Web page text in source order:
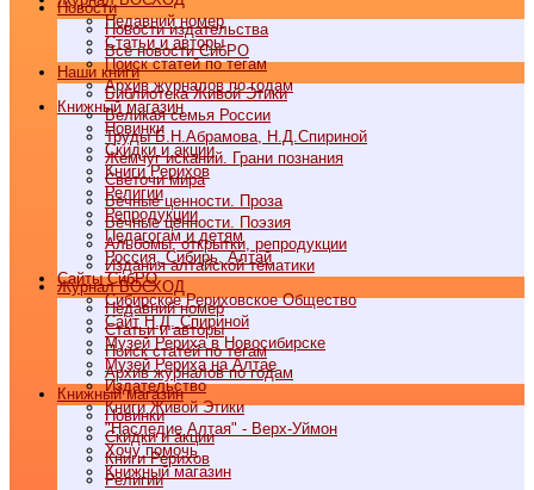
Недавний номер
Статьи и авторы
Поиск статей по тегам
Архив журналов по годам
Книжный магазин
Новинки
Скидки и акции
Книги Рерихов
Религии
Репродукции
Педагогам и детям
Россия, Сибирь, Алтай
Cайты СибРО
Сибирское Рериховское Общество
Сайт Н.Д. Спириной
Музей Рериха в Новосибирске
Музей Рериха на Алтае
Издательство
Книги Живой Этики
"Наследие Алтая" - Верх-Уймон
Хочу помочь
Книжный магазин
Новости
Новости издательства
Все новости СибРО
Наши книги
Библиотека Живой Этики
Великая семья России
Труды Б.Н.Абрамова, Н.Д.Спириной
Жемчуг исканий. Грани познания
Светочи мира
Вечные ценности. Проза
Вечные ценности. Поэзия
Альбомы, открытки, репродукции
Издания алтайской тематики
Журнал ВОСХОД
Недавний номер
Статьи и авторы
Поиск статей по тегам
Архив журналов по годам
Книжный магазин
Новинки
Скидки и акции
Книги Рерихов
Религии